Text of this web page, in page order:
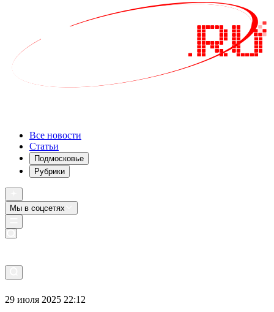
Все новости
Статьи
Подмосковье
Рубрики
Мы в соцсетях
29 июля 2025 22:12